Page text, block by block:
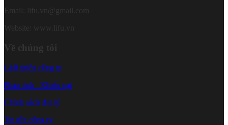
Về chúng tôi
Giới thiệu công ty
Phản ánh - Khiếu nại
Chính sách đại lý
Tin tức công ty